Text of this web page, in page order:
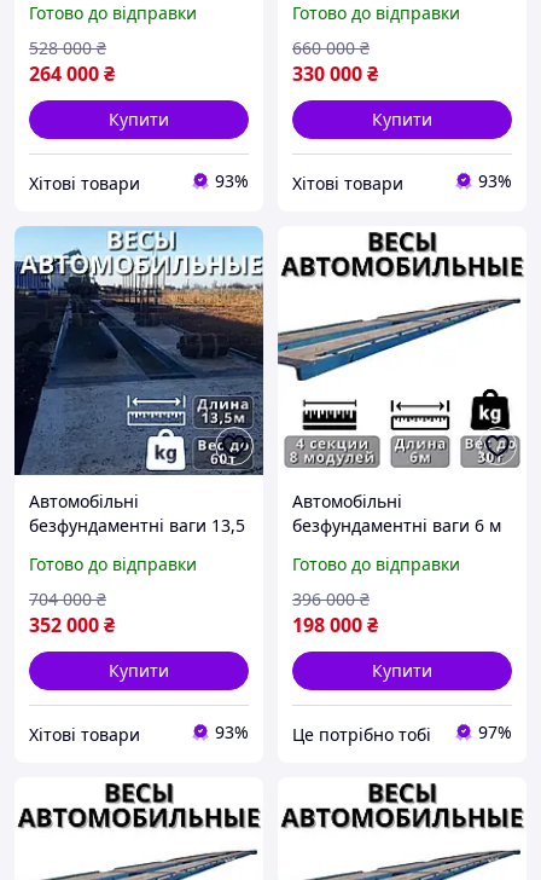
безфундаментні
автомобільні електрон|
ХІТОВИЙ
Готово до відправки
264 000₴
528 000 ₴
Купити
Хітові товари 93%
елеваторів,
безфундаментні авто|
ХІТОВИЙ
Готово до відправки
330 000₴
660 000 ₴
Купити
Хітові товари 93%
Автомобільні
безфундаментні ваги 13,5
автомобілів та
елеваторів, вантажні
ваги д| ХІТОВИЙ
Готово до відправки
352 000₴
704 000 ₴
Купити
Хітові товари 93%
Автомобільні
безфундаментні ваги 6 м
тензометричні ваги 6 м
30 для вантажних ав|ЦЕ
ПОТРІБНО
Готово до відправки
198 000₴
396 000 ₴
Купити
Це потрібно тобі 97%